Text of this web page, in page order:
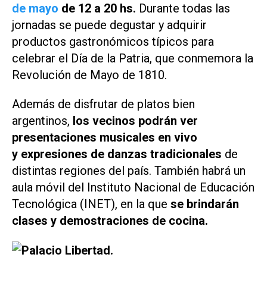
de mayo de 12 a 20 hs. Durante todas las
jornadas se puede degustar y adquirir
productos gastronómicos típicos para
celebrar el Día de la Patria, que conmemora la
Revolución de Mayo de 1810.
Además de disfrutar de platos bien
argentinos, los vecinos podrán ver
presentaciones musicales en vivo
y expresiones de danzas tradicionales de
distintas regiones del país. También habrá un
aula móvil del Instituto Nacional de Educación
Tecnológica (INET), en la que se brindarán
clases y demostraciones de cocina.